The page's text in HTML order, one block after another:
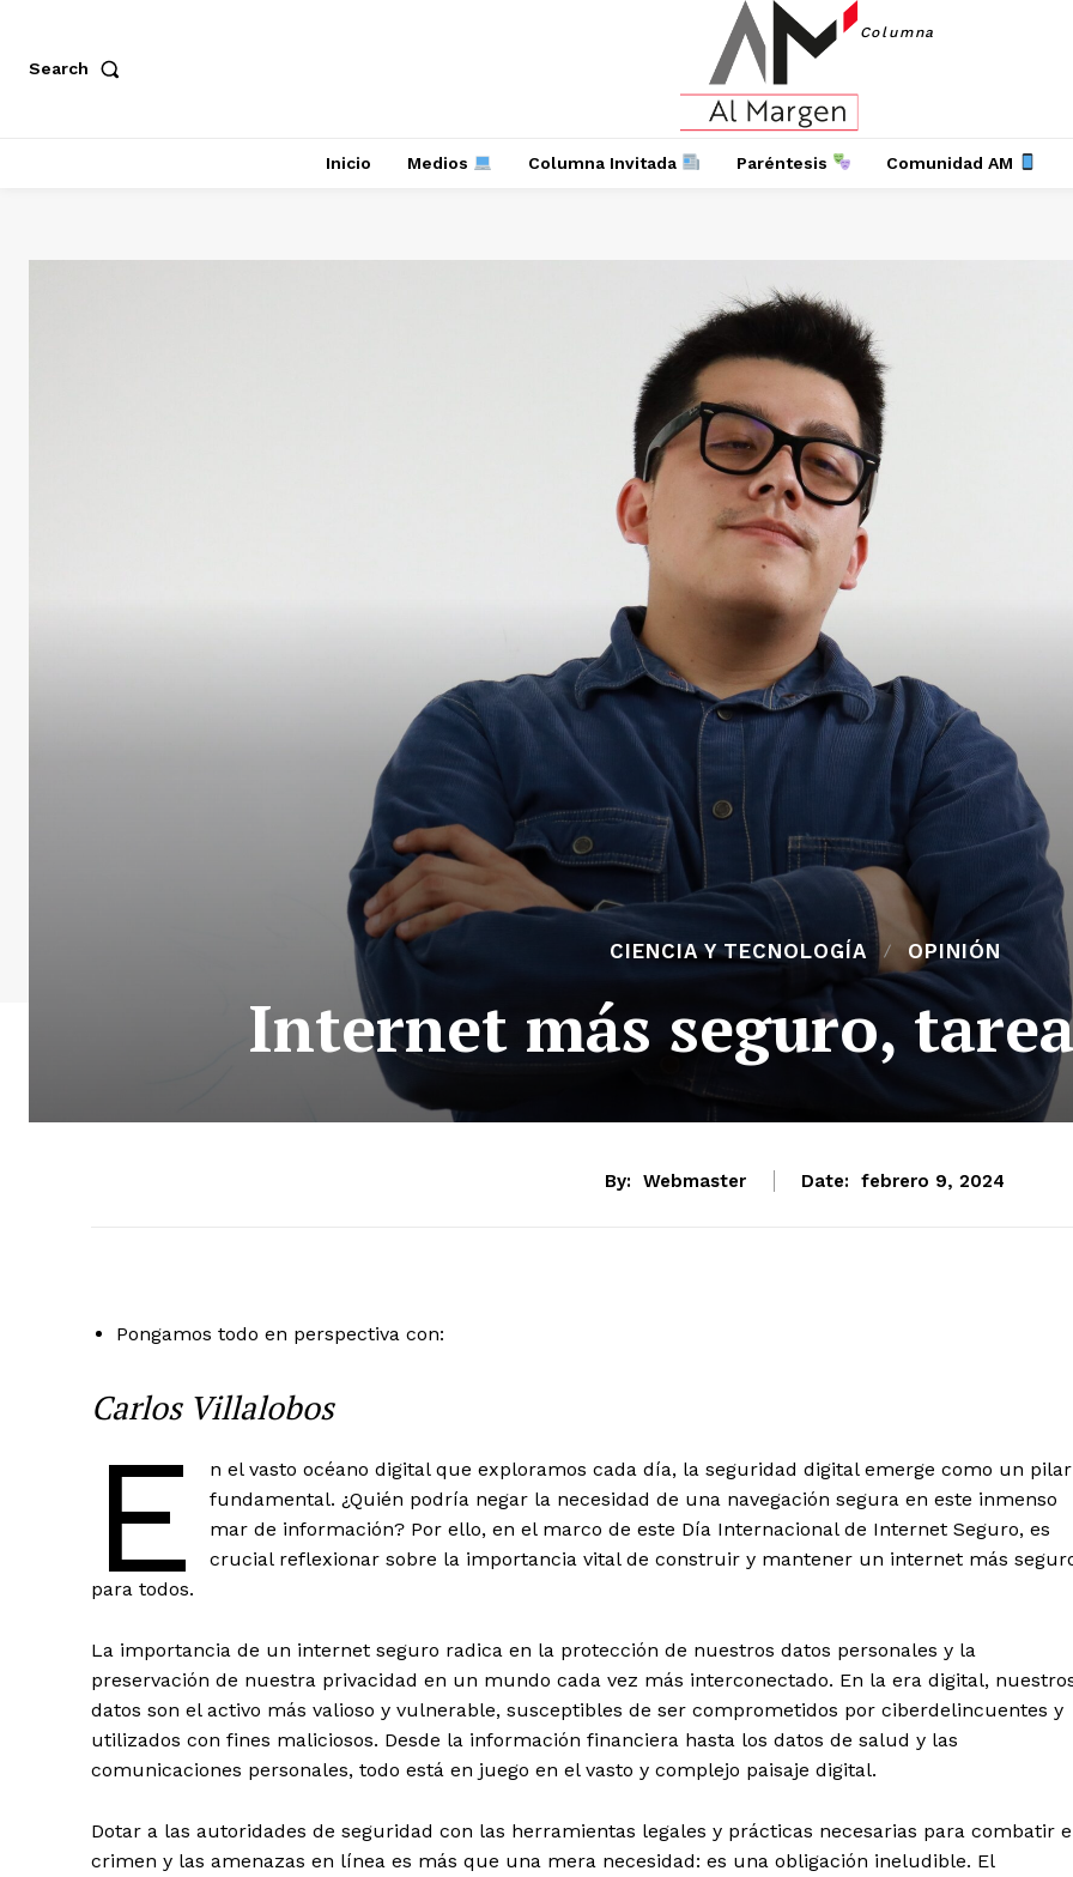
Search
Columna
Inicio Medios Columna Invitada Paréntesis Comunidad AM
CIENCIA Y TECNOLOGÍA OPINIÓN
Internet más seguro,
By: Webmaster Date: febrero 9, 2024
Pongamos todo en perspectiva con:
Carlos Villalobos
E
n el vasto océano digital que exploramos cada día, la seguridad digital emerge como un pilar
fundamental. ¿Quién podría negar la necesidad de una navegación segura en este inmenso
mar de información? Por ello, en el marco de este Día Internacional de Internet Seguro, es
crucial reflexionar sobre la importancia vital de construir y mantener un internet más
para todos.
La importancia de un internet seguro radica en la protección de nuestros datos personales y la
preservación de nuestra privacidad en un mundo cada vez más interconectado. En la era digital,
datos son el activo más valioso y vulnerable, susceptibles de ser comprometidos por ciberdelincuentes y
utilizados con fines maliciosos. Desde la información financiera hasta los datos de salud y las
comunicaciones personales, todo está en juego en el vasto y complejo paisaje digital.
Dotar a las autoridades de seguridad con las herramientas legales y prácticas necesarias para combatir
crimen y las amenazas en línea es más que una mera necesidad: es una obligación ineludible. El